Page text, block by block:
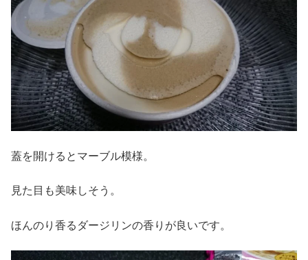
蓋を開けるとマーブル模様。
見た目も美味しそう。
ほんのり香るダージリンの香りが良いです。